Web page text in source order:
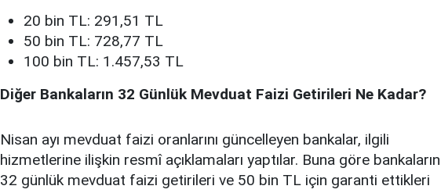
20 bin TL: 291,51 TL
50 bin TL: 728,77 TL
100 bin TL: 1.457,53 TL
Diğer Bankaların 32 Günlük Mevduat Faizi Getirileri Ne Kadar?
Nisan ayı mevduat faizi oranlarını güncelleyen bankalar, ilgili
hizmetlerine ilişkin resmî açıklamaları yaptılar. Buna göre bankaların
32 günlük mevduat faizi getirileri ve 50 bin TL için garanti ettikleri